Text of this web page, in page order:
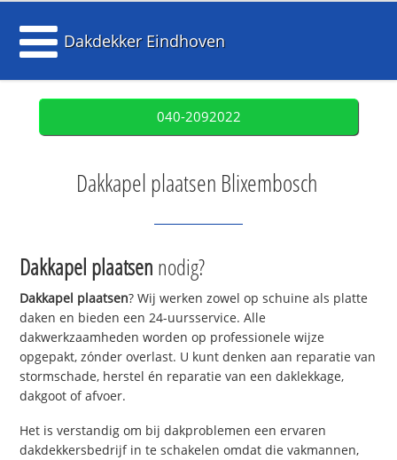
Dakdekker Eindhoven
040-2092022
Dakkapel plaatsen Blixembosch
Dakkapel plaatsen nodig?
Dakkapel plaatsen? Wij werken zowel op schuine als platte
daken en bieden een 24-uursservice. Alle
dakwerkzaamheden worden op professionele wijze
opgepakt, zónder overlast. U kunt denken aan reparatie van
stormschade, herstel én reparatie van een daklekkage,
dakgoot of afvoer.
Het is verstandig om bij dakproblemen een ervaren
dakdekkersbedrijf in te schakelen omdat die vakmannen,